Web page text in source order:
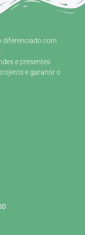
diferenciado com
e presentes
e garantir o